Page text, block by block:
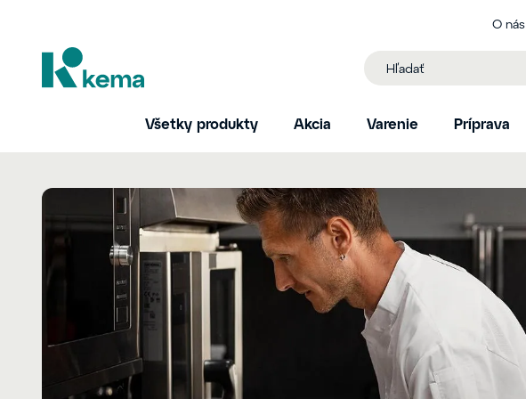
O nás
Všetky produkty Akcia Varenie Príprava